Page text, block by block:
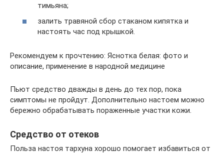
тимьяна;
залить травяной сбор стаканом кипятка и
настоять час под крышкой.
Рекомендуем к прочтению: Яснотка белая: фото и
описание, применение в народной медицине
Пьют средство дважды в день до тех пор, пока
симптомы не пройдут. Дополнительно настоем можно
бережно обрабатывать пораженные участки кожи.
Средство от отеков
Польза настоя тархуна хорошо помогает избавиться от